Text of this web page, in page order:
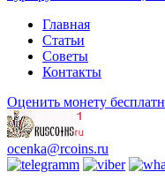
Главная
Статьи
Советы
Контакты
Оценить монету
ocenka@rcoins.ru